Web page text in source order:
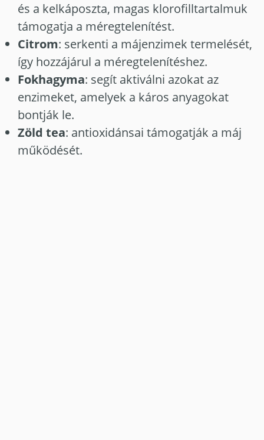
és a kelkáposzta, magas klorofilltartalmuk
támogatja a méregtelenítést.
Citrom: serkenti a májenzimek termelését,
így hozzájárul a méregtelenítéshez.
Fokhagyma: segít aktiválni azokat az
enzimeket, amelyek a káros anyagokat
bontják le.
Zöld tea: antioxidánsai támogatják a máj
működését.